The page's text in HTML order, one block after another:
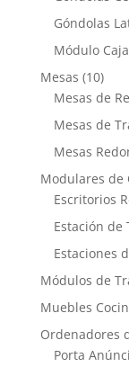
Góndolas
Módulo
Mesas (10)
Mesas de
Mesas de
Mesas
Modulares de
Escritorios
Estación de
Estaciones
Módulos de
Muebles
Ordenadores
Porta